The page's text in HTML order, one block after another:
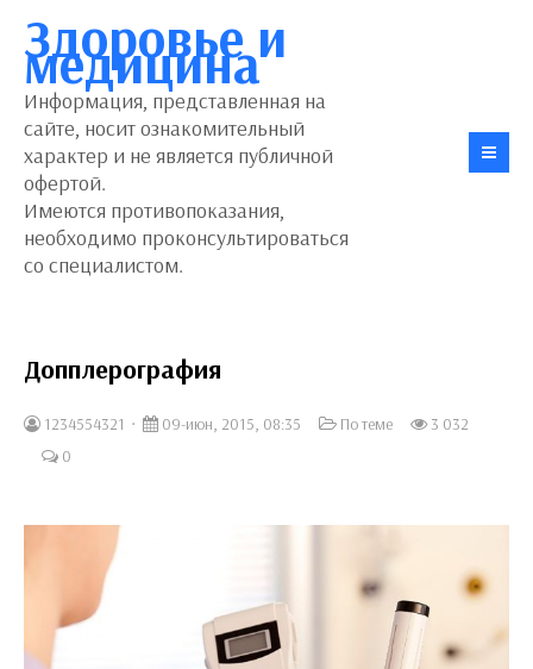
Здоровье и
медицина
Информация, представленная на
сайте, носит ознакомительный
характер и не является публичной
офертой.
Имеются противопоказания,
необходимо проконсультироваться
со специалистом.
Допплерография
1234554321 09-июн, 2015, 08:35 По теме
3 032
0